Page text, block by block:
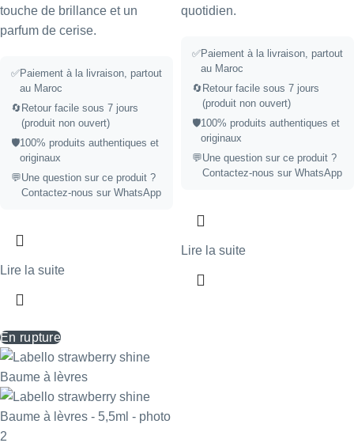
touche de brillance et un
parfum de cerise.
✅Paiement à la livraison, partout
au Maroc
🔄 Retour facile sous 7 jours
(produit non ouvert)
🛡️100% produits authentiques et
originaux
💬Une question sur ce produit ?
Contactez-nous sur WhatsApp
Lire la suite
quotidien.
✅Paiement à la livraison, partout
au Maroc
🔄 Retour facile sous 7 jours
(produit non ouvert)
🛡️100% produits authentiques et
originaux
💬Une question sur ce produit ?
Contactez-nous sur WhatsApp
Lire la suite
En rupture